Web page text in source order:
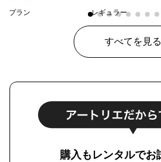
プラン
レギュラー
¥ 80,000
すべてを見る
購入もレンタルでお